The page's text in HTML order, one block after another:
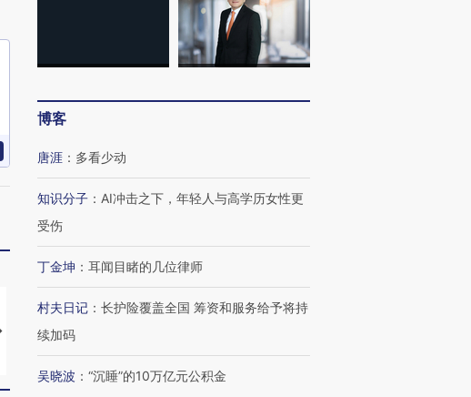
马航飞行员跨国走私7万
博客
唐涯 ： 多看少动
知识分子 ： AI冲击之下，年轻人与高学历女性更
受伤
丁金坤 ： 耳闻目睹的几位律师
村夫日记 ： 长护险覆盖全国 筹资和服务给予将持
续加码
吴晓波 ： “沉睡”的10万亿元公积金